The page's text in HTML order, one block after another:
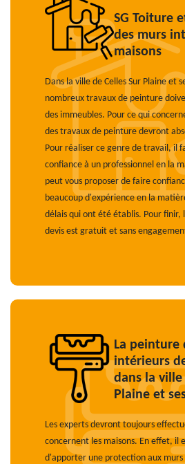
SG Toiture
des murs
maisons
Dans la ville de Celles Sur Plaine et
nombreux travaux de peinture
des immeubles. Pour ce qui
des travaux de peinture devront
Pour réaliser ce genre de travail, il
confiance à un professionnel en la
peut vous proposer de faire
beaucoup d'expérience en la
délais qui ont été établis. Pour finir,
devis est gratuit et sans
La peinture
intérieurs
dans la ville
Plaine et
Les experts devront toujours
concernent les maisons. En effet, il
d'apporter une protection aux murs